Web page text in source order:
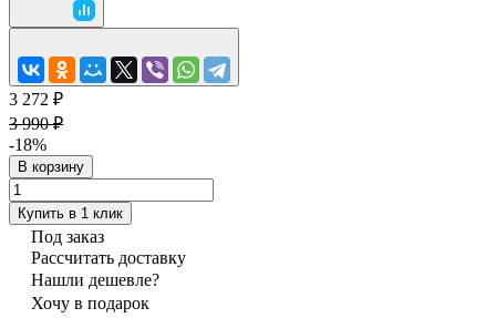
3 272 ₽
3 990 ₽
-18%
В корзину
Купить в 1 клик
Под заказ
Рассчитать доставку
Нашли дешевле?
Хочу в подарок